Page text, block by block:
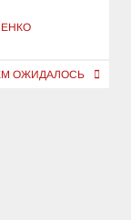
ОЖИДАЛОСЬ